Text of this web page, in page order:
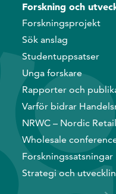
Forskning och
Forskningsprojekt
Sök anslag
Studentuppsatser
Unga forskare
Rapporter och
Varför bidrar
NRWC – Nordic
Wholesale
Forskningssatsningar
Strategi och